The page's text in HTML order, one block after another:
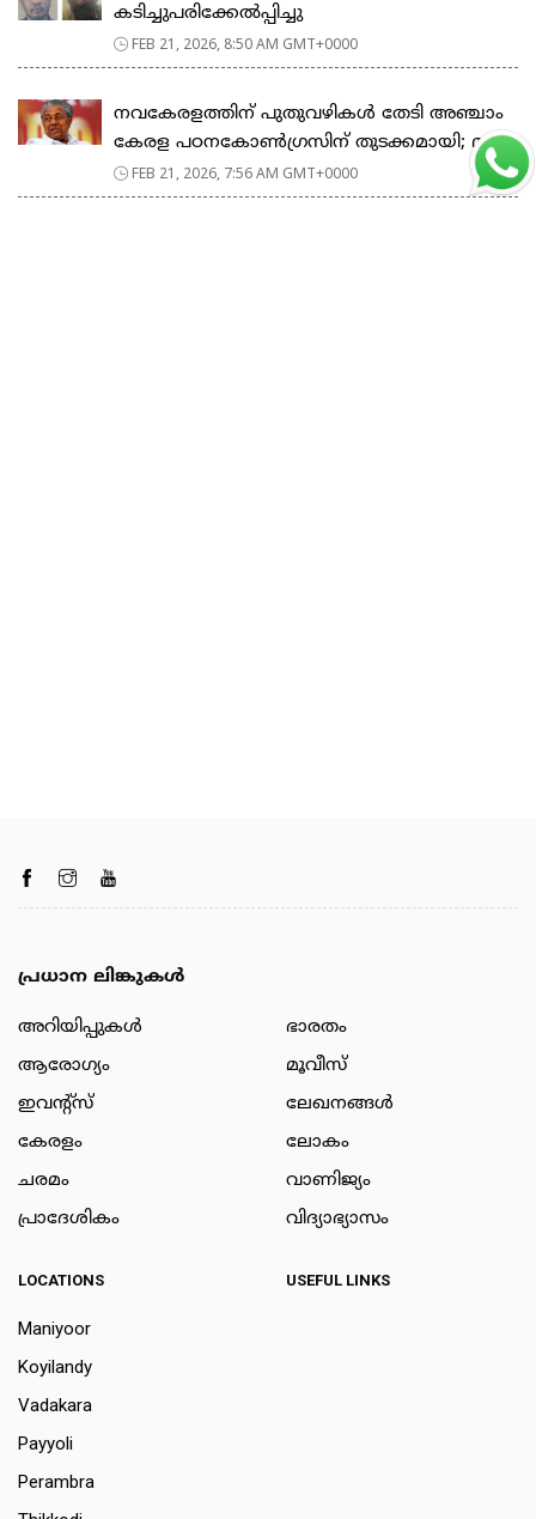
കടിച്ചുപരിക്കേൽപ്പിച്ചു
FEB 21, 2026, 8:50 AM GMT+0000
നവകേരളത്തിന് പുതുവഴികൾ തേടി അഞ്ചാം
കേരള പഠനകോൺഗ്രസിന് തുടക്കമായി; മ...
FEB 21, 2026, 7:56 AM GMT+0000
പ്രധാന ലിങ്കുകൾ
അറിയിപ്പുകള്‍
ആരോഗ്യം
ഇവന്റ്സ്
കേരളം
ചരമം
പ്രാദേശികം
ഭാരതം
മൂവീസ്
ലേഖനങ്ങള്‍
ലോകം
വാണിജ്യം
വിദ്യാഭ്യാസം
LOCATIONS
Maniyoor
Koyilandy
Vadakara
Payyoli
Perambra
USEFUL LINKS